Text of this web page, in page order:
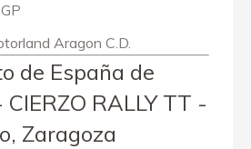
Aragon C.D.
de España de
RALLY TT -
Zaragoza